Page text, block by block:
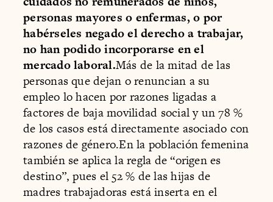
personas mayores o enfermas, o por
habérseles negado el derecho a trabajar,
no han podido incorporarse en el
mercado laboral.Más de la mitad de las
personas que dejan o renuncian a su
empleo lo hacen por razones ligadas a
factores de baja movilidad social y un 78 %
de los casos está directamente asociado con
razones de género.En la población femenina
también se aplica la regla de “origen es
destino”, pues el 52 % de las hijas de
madres trabajadoras está inserta en el